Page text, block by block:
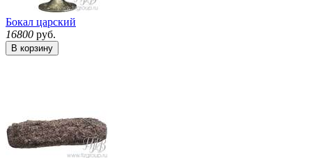
Бокал царский
16800 руб.
В корзину